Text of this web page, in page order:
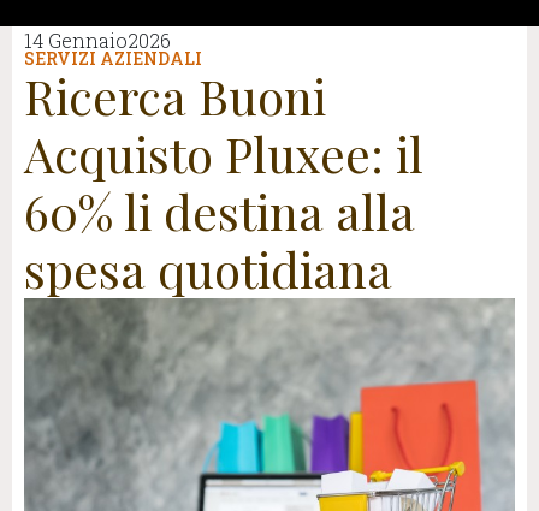
14 Gennaio2026
SERVIZI AZIENDALI
Ricerca Buoni
Acquisto Pluxee: il
60% li destina alla
spesa quotidiana